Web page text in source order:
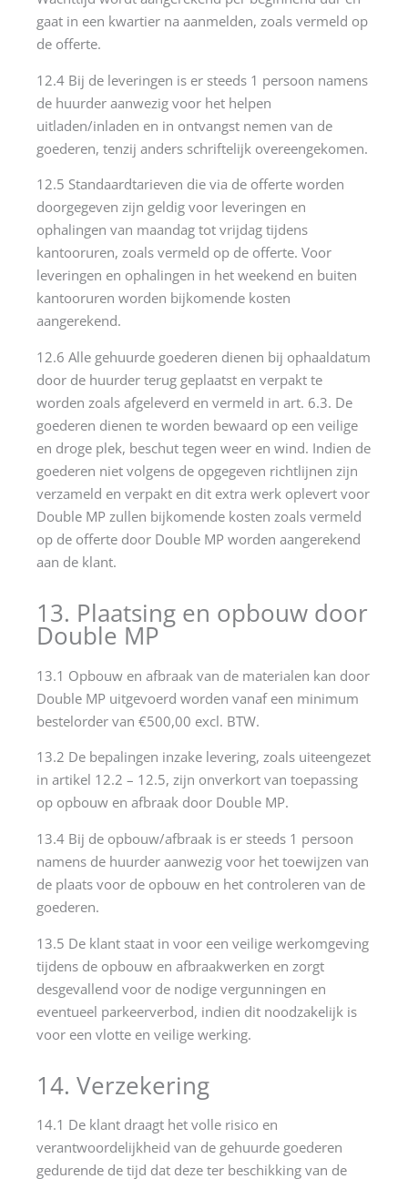
gaat in een kwartier na aanmelden, zoals vermeld op
de offerte.
12.4 Bij de leveringen is er steeds 1 persoon namens
de huurder aanwezig voor het helpen
uitladen/inladen en in ontvangst nemen van de
goederen, tenzij anders schriftelijk overeengekomen.
12.5 Standaardtarieven die via de offerte worden
doorgegeven zijn geldig voor leveringen en
ophalingen van maandag tot vrijdag tijdens
kantooruren, zoals vermeld op de offerte. Voor
leveringen en ophalingen in het weekend en buiten
kantooruren worden bijkomende kosten
aangerekend.
12.6 Alle gehuurde goederen dienen bij ophaaldatum
door de huurder terug geplaatst en verpakt te
worden zoals afgeleverd en vermeld in art. 6.3. De
goederen dienen te worden bewaard op een veilige
en droge plek, beschut tegen weer en wind. Indien de
goederen niet volgens de opgegeven richtlijnen zijn
verzameld en verpakt en dit extra werk oplevert voor
Double MP zullen bijkomende kosten zoals vermeld
op de offerte door Double MP worden aangerekend
aan de klant.
13. Plaatsing en opbouw door
Double MP
13.1 Opbouw en afbraak van de materialen kan door
Double MP uitgevoerd worden vanaf een minimum
bestelorder van €500,00 excl. BTW.
13.2 De bepalingen inzake levering, zoals uiteengezet
in artikel 12.2 – 12.5, zijn onverkort van toepassing
op opbouw en afbraak door Double MP.
13.4 Bij de opbouw/afbraak is er steeds 1 persoon
namens de huurder aanwezig voor het toewijzen van
de plaats voor de opbouw en het controleren van de
goederen.
13.5 De klant staat in voor een veilige werkomgeving
tijdens de opbouw en afbraakwerken en zorgt
desgevallend voor de nodige vergunningen en
eventueel parkeerverbod, indien dit noodzakelijk is
voor een vlotte en veilige werking.
14. Verzekering
14.1 De klant draagt het volle risico en
verantwoordelijkheid van de gehuurde goederen
gedurende de tijd dat deze ter beschikking van de